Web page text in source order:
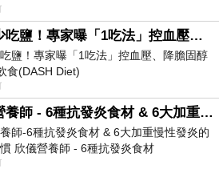
不只少吃鹽！專家曝「1吃法」控血壓、降膽固醇 - 得舒飲食(DASH Diet)
鹽！專家曝「1吃法」控血壓、降膽固醇
食(DASH Diet)
dietitiansophia/posts/
欣儀營養師 - 6種抗發炎食材 & 6大加重慢性發炎的飲食習慣
師-6種抗發炎食材 & 6大加重慢性發炎的
欣儀營養師 - 6種抗發炎食材
photo/?fbid=147